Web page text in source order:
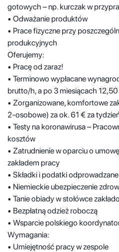
gotowych – np. kurczak w
• Odważanie produktów
• Prace fizyczne przy
produkcyjnych
Oferujemy:
• Pracę od zaraz!
• Terminowo wypłacane
brutto/h, a po 3 miesiącach
• Zorganizowane, komfortowe
2-osobowe) za ok. 61 € za
• Testy na koronawirusa –
kosztów
• Zatrudnienie w oparciu o
zakładem pracy
• Składki i podatki
• Niemieckie ubezpieczenie
• Tanie obiady w stołówce
• Bezpłatną odzież roboczą
• Wsparcie polskiego
Wymagania:
• Umiejętność pracy w zespole